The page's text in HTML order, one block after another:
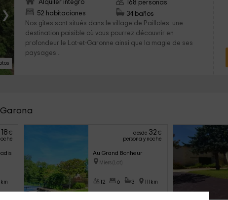
›
Alquiler íntegro
52 habitaciones
168 personas
34 baños
Nos gîtes sont situés dans le village de Pailloles, une
destination paisible où vous pourrez découvrir en
profondeur le Lot-et-Garonne ainsi que la magie de ses
paysages...
18€
desde 32 €
persona y noche
Au Grand Bonheur
Miers (Lot)
12 6 3 111km